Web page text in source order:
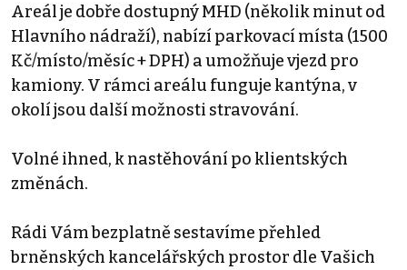
Areál je dobře dostupný MHD (několik minut od
Hlavního nádraží), nabízí parkovací místa (1500
Kč/místo/měsíc + DPH) a umožňuje vjezd pro
kamiony. V rámci areálu funguje kantýna, v
okolí jsou další možnosti stravování.
Volné ihned, k nastěhování po klientských
změnách.
Rádi Vám bezplatně sestavíme přehled
brněnských kancelářských prostor dle Vašich